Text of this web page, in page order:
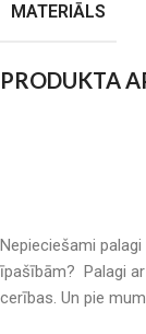
MATERIĀLS
PRODUKTA
Nepieciešami
īpašībām? Palagi
cerības. Un pie